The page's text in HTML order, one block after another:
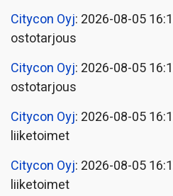
Citycon Oyj: 2026-08-05
ostotarjous
Citycon Oyj: 2026-08-05
ostotarjous
Citycon Oyj: 2026-08-05
liiketoimet
Citycon Oyj: 2026-08-05
liiketoimet